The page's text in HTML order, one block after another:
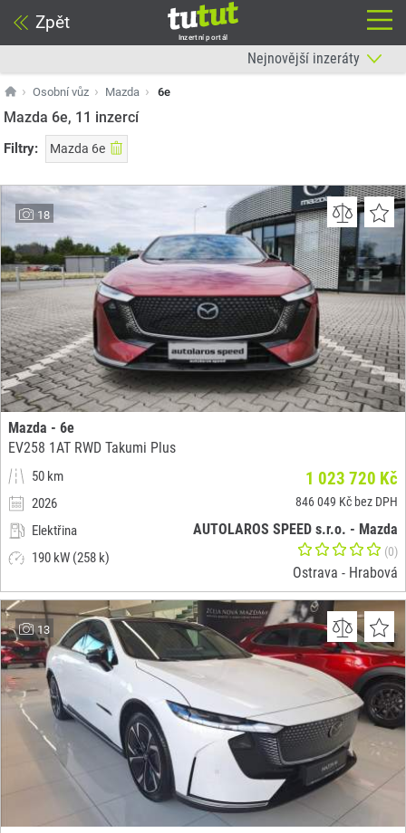
Zpět
Inzertní portál
Osobní vůz Mazda 6e
Mazda 6e, 11 inzercí
Filtry: Mazda 6e
18
Mazda - 6e
EV258 1AT RWD Takumi Plus
50 km
2026
Elektřina
190 kW (258 k)
1 023 720 Kč
846 049 Kč bez DPH
AUTOLAROS SPEED s.r.o. - Mazda
(0)
Ostrava - Hrabová
13